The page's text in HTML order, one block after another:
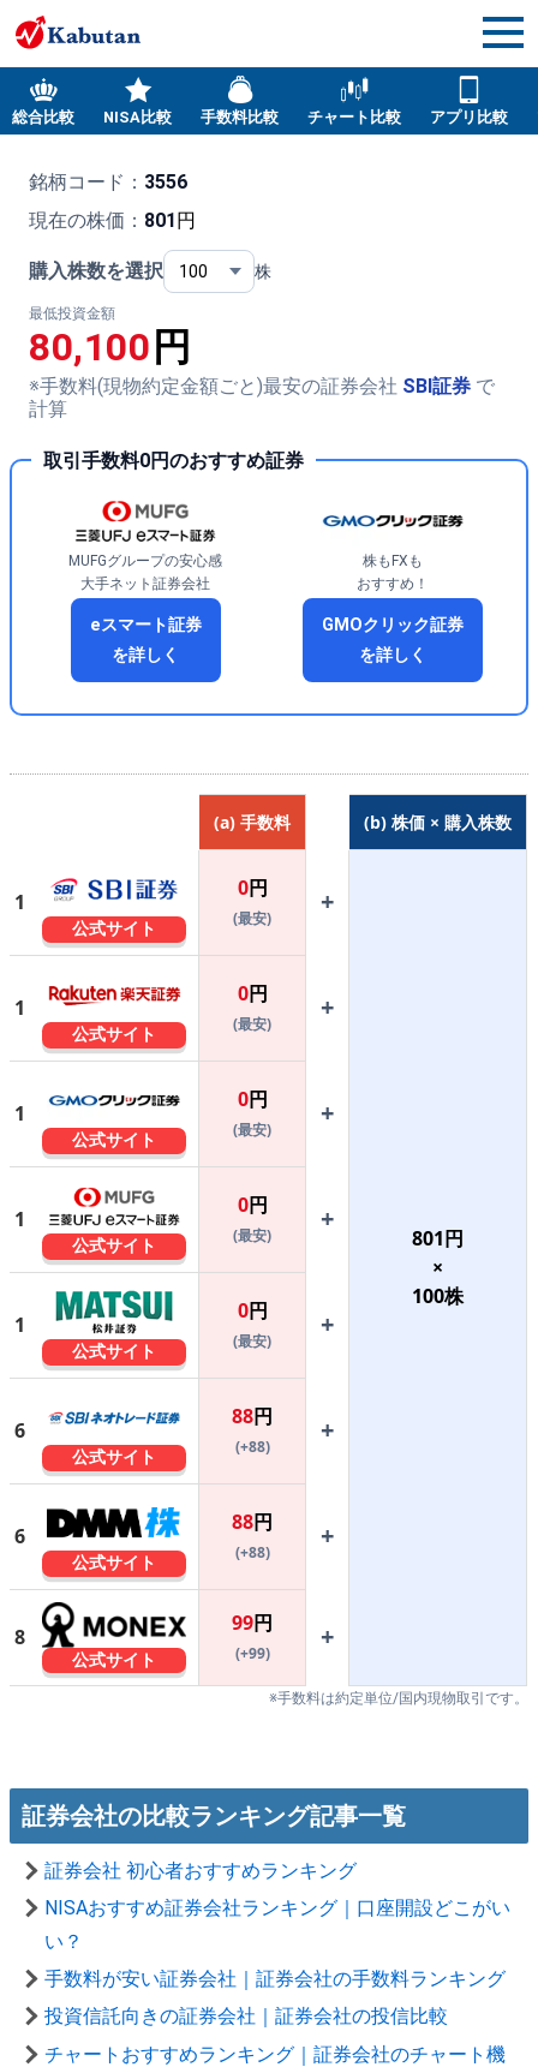
総合比較 NISA比較 手数料比較 チャート比較 アプリ比較
銘柄コード： 3556
現在の株価： 801円
購入株数を選択 株
最低投資金額
80,100 円
※手数料(現物約定金額ごと)最安の証券会社 SBI証券 で
計算
取引手数料0円のおすすめ証券
MUFGグループの安心感
大手ネット証券会社
eスマート証券
を詳しく
株もFXも
おすすめ！
GMOクリック証券
を詳しく
(a) 手数料 (b) 株価 × 購入株数
1
公式サイト
0円
(最安)
+
801円
×
100株
1
公式サイト
0円
(最安)
+
1
公式サイト
0円
(最安)
+
1
公式サイト
0円
(最安)
+
1
公式サイト
0円
(最安)
+
6
公式サイト
88円
(+88)
+
6
公式サイト
88円
(+88)
+
8
公式サイト
99円
(+99)
+
※手数料は約定単位/国内現物取引です。
証券会社の比較ランキング記事一覧
証券会社 初心者おすすめランキング
NISAおすすめ証券会社ランキング｜口座開設どこがい
い？
手数料が安い証券会社｜証券会社の手数料ランキング
投資信託向きの証券会社｜証券会社の投信比較
チャートおすすめランキング｜証券会社のチャート機